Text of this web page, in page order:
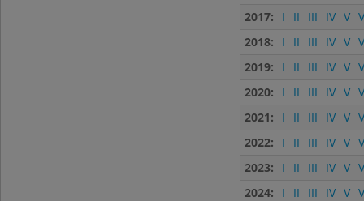
2017:
I II III IV V
2018:
I II III IV V
2019:
I II III IV V
2020:
I II III IV V
2021:
I II III IV V
2022:
I II III IV V
2023:
I II III IV V
2024:
I II III IV V